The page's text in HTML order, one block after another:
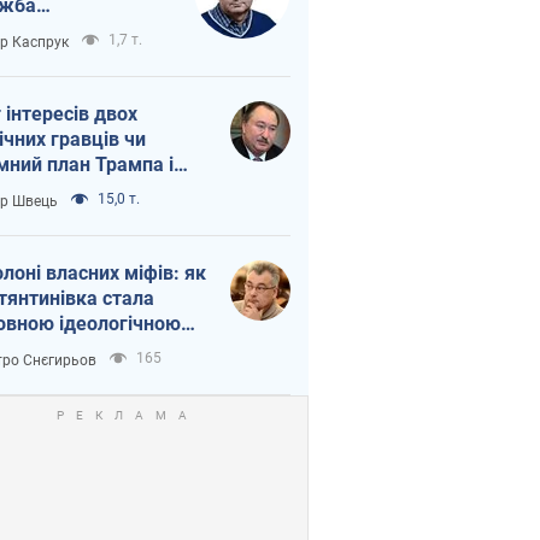
на
Росії від
Каспрук 1,7 т.
інтересів двох
гравців чи
план Трампа і
Швець 15,0 т.
власних міфів: як
стала
ідеологічною
для російських
Снєгирьов 165